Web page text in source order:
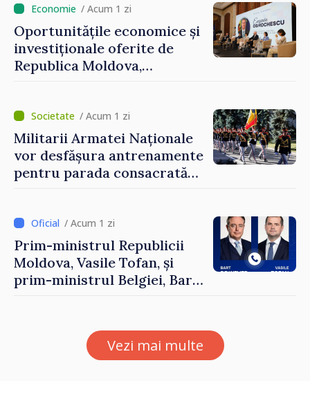
/ Acum 1 zi
Oportunitățile economice și
investiționale oferite de
Republica Moldova,
Forumul Diasporei
/ Acum 1 zi
Militarii Armatei Naționale
vor desfășura antrenamente
pentru parada consacrată
/ Acum 1 zi
Prim-ministrul Republicii
Moldova, Vasile Tofan, și
prim-ministrul Belgiei, Bart
al Republicii Moldova.
Vezi mai multe